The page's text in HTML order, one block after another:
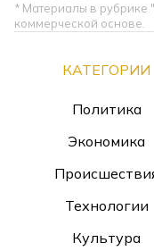
* Материалы в рубрике
коммерческой основе.
КАТЕГОРИИ
Политика
Экономика
Технологии
Культура